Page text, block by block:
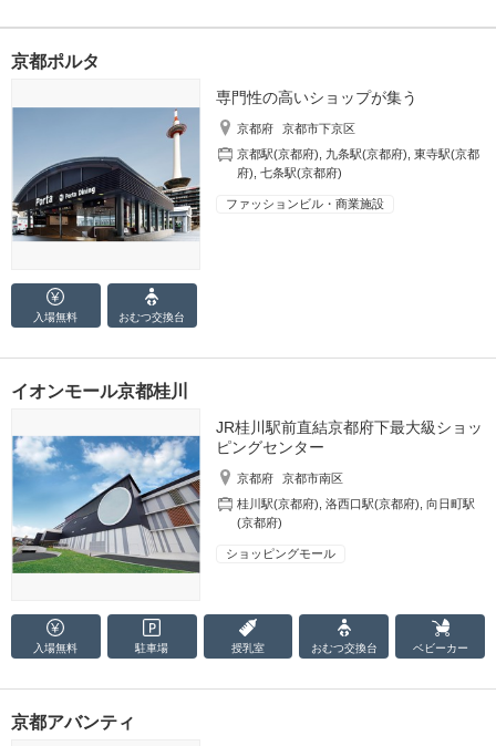
京都ポルタ
専門性の高いショップが集う
京都府
京都市下京区
京都駅(京都府)
九条駅(京都府) ,東寺駅(京都
府) ,七条駅(京都府)
ファッションビル・商業施設
入場無料 おむつ交換台
イオンモール京都桂川
JR桂川駅前直結京都府下最大級ショッ
ピングセンター
京都府
京都市南区
桂川駅(京都府) ,洛西口駅(京都府) ,向日町駅
(京都府)
ショッピングモール
入場無料 駐車場 授乳室 おむつ交換台 ベビーカー
京都アバンティ